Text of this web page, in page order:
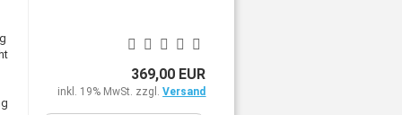
369,00 EUR
inkl. 19% MwSt. zzgl.Versand